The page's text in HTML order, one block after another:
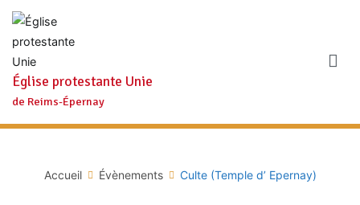
Aller
contenu
Église protestante Unie
de Reims-Épernay
Accueil Évènements Culte (Temple d’ Epernay)